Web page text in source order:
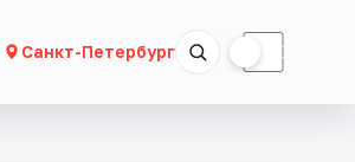
Санкт-Петербург ☾